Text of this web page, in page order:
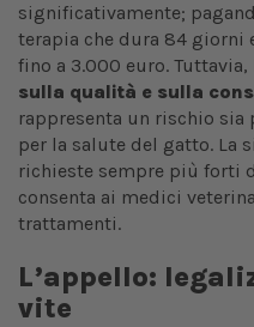
significativamente;
terapia che dura 84 giorni
fino a 3.000 euro. Tuttavia,
sulla qualità e sulla
rappresenta un rischio sia
per la salute del gatto. La
richieste sempre più forti
consenta ai medici
trattamenti.
L’appello:
vite